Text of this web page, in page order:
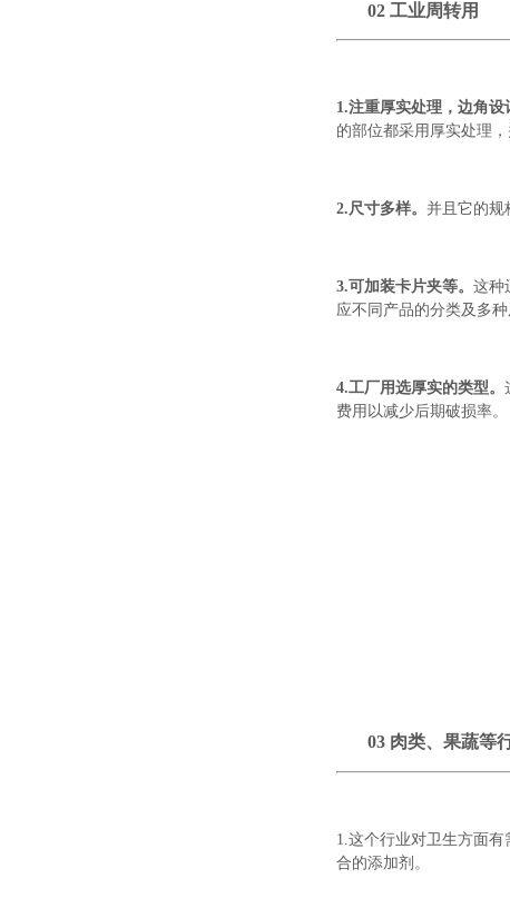
02 工业周转用
1.注重厚实处理，边角设
的部位都采用厚实处理
2.尺寸多样。 并且它的规
3.可加装卡片夹等。 这种
应不同产品的分类及多种
4.工厂用选厚实的类型。
费用以减少后期破损率。
03 肉类、果蔬等
1.这个行业对卫生方面有
合的添加剂。